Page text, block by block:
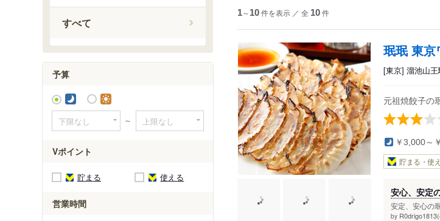
すべて
予算
～
Vポイント
貯まる 使える
営業時間
1～10件を表示 ／ 全 10件
珉珉 東京
[東京] 溜池山
元祖焼餃子の
￥3,000～
貯まる・使
安心、安定
安定、安心の
by